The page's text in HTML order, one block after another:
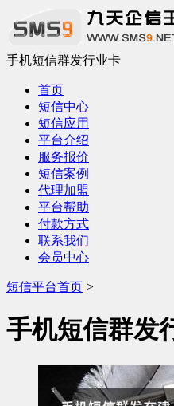
手机短信群发行业卡
首页
短信中心
短信应用
平台介绍
服务报价
短信案例
代理加盟
平台帮助
付款方式
联系我们
会员中心
短信平台首页 >
手机短信群发